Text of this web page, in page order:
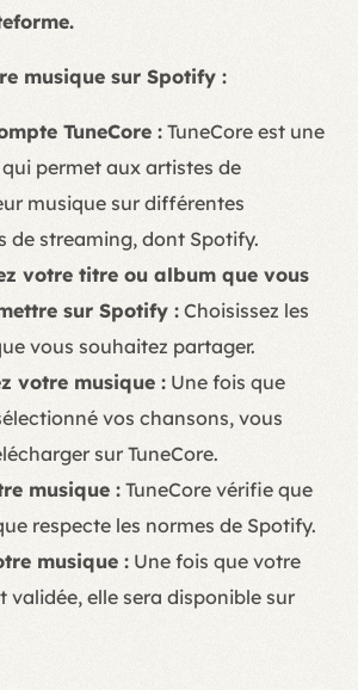
musique sur Spotify :
TuneCore : TuneCore est une
permet aux artistes de
musique sur différentes
de streaming, dont Spotify.
votre titre ou album que vous
sur Spotify : Choisissez les
vous souhaitez partager.
votre musique : Une fois que
vos chansons, vous
sur TuneCore.
musique :TuneCore vérifie que
respecte les normes de Spotify.
musique : Une fois que votre
validée, elle sera disponible sur